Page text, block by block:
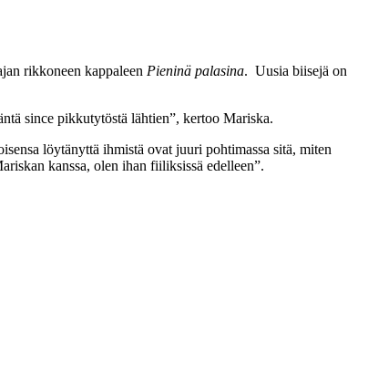
rikkoneen kappaleen Pieninä palasina. Uusia biisejä on
since pikkutytöstä lähtien”, kertoo Mariska.
löytänyttä ihmistä ovat juuri pohtimassa sitä, miten
kanssa, olen ihan fiiliksissä edelleen”.